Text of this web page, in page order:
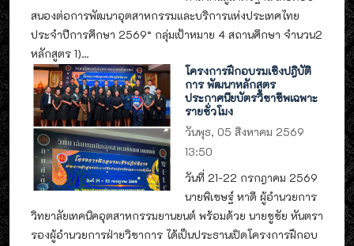
สนองต่อการพัฒนาอุตสาหกรรมและบริการแห่งประเทศไทย
ประจำปีการศึกษา 2569“ กลุ่มเป้าหมาย 4 สถานศึกษา จำนวน2
หลักสูตร 1)...
โครงการฝึกอบรมเชิงปฎิบัติ
การ พัฒนาหลักสูตร
ประกาศนียบัตรวิชาชีพเฉพาะ
รายชั่วโมง
วันพุธ, 05 สิงหาคม 2569
13:50
วันที่ 21-22 กรกฎาคม 2569
นายพิเชษฐ์ หาดี ผู้อำนวยการ
วิทยาลัยเทคนิคอุตสาหกรรมยานยนต์ พร้อมด้วย นายชูชัย หันตรา
รองผู้อำนวยการฝ่ายวิชาการ ได้เป็นประธานเปิดโครงการฝึกอบ